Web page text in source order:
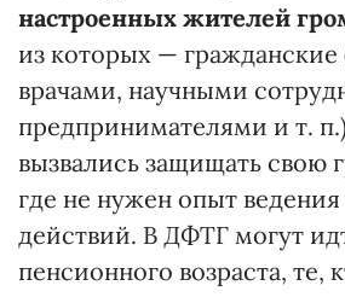
настроенных жителей
из которых — гражданские
врачами, научными
предпринимателями и т.
вызвались защищать свою
где не нужен опыт
действий. В ДФТГ могут
пенсионного возраста, те,